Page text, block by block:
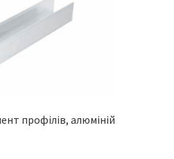
профілів, алюміній